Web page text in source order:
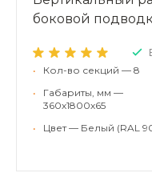
боковой
•
Кол-во секций — 8
•
Габариты, мм —
360х1800х65
•
Цвет — Белый (RAL